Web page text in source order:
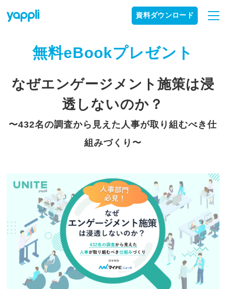
資料ダウンロード
無料eBookプレゼント
なぜエンゲージメント施策は浸
透しないのか？
〜432名の調査から見えた人事が取り組むべき仕
組みづくり〜